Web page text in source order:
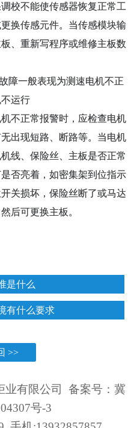
校不能使传感器恢复正常工
换传感元件。当传感模块输
、重新写程序或维修主板数
障一般表现为测速电机不正
运行
不正常报警时，应检查电机
出现短路、断路等。当电机
线、保险丝、主板是否正常
否亮着，如密集架到位指示
关损坏，保险丝断了或马达
后可更换主板。
是什么
有什么要求
>>
业有限公司 备案号： 冀
号-3